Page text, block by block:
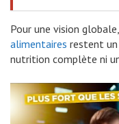
Pour une vision
alimentaires restent
nutrition complète ni